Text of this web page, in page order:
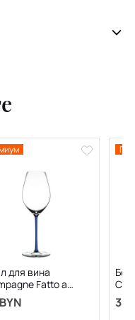
для вина
Fatto a
459 мл, синий